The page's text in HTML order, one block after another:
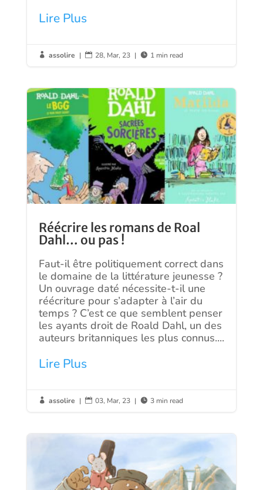
Lire Plus
 assolire |  28, Mar, 23 |  1 min read
Réécrire les romans de Roal
Dahl… ou pas !
Faut-il être politiquement correct dans
le domaine de la littérature jeunesse ?
Un ouvrage daté nécessite-t-il une
réécriture pour s’adapter à l’air du
temps ? C’est ce que semblent penser
les ayants droit de Roald Dahl, un des
auteurs britanniques les plus connus....
Lire Plus
 assolire |  03, Mar, 23 |  3 min read